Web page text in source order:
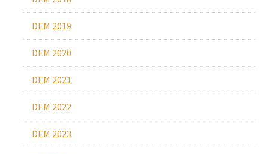
DEM 2019
DEM 2020
DEM 2021
DEM 2022
DEM 2023